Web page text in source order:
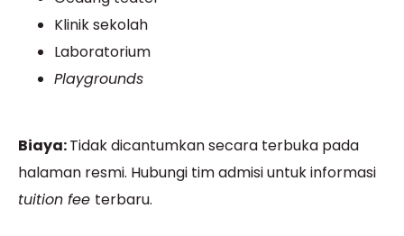
Klinik sekolah
Laboratorium
Playgrounds
Biaya:Tidak dicantumkan secara terbuka pada
halaman resmi. Hubungi tim admisi untuk informasi
tuition fee terbaru.